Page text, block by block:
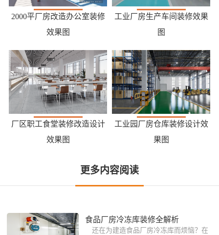
2000平厂房改造办公室装修
效果图
工业厂房生产车间装修效果
图
厂区职工食堂装修改造设计
效果图
工业园厂房仓库装修设计效
果图
更多内容阅读
食品厂房冷冻库装修全解析
还在为建造食品厂房冷冻库而烦恼？在